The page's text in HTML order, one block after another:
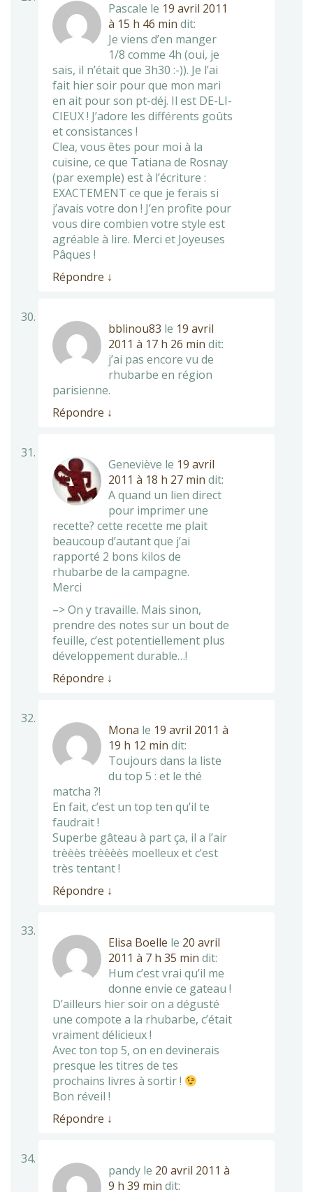
Pascale le 19 avril 2011
à 15 h 46 min dit:
Je viens d’en manger
1/8 comme 4h (oui, je
sais, il n’était que 3h30 :-)). Je l’ai
fait hier soir pour que mon mari
en ait pour son pt-déj. Il est DE-LI-
CIEUX ! J’adore les différents goûts
et consistances !
Clea, vous êtes pour moi à la
cuisine, ce que Tatiana de Rosnay
(par exemple) est à l’écriture :
EXACTEMENT ce que je ferais si
j’avais votre don ! J’en profite pour
vous dire combien votre style est
agréable à lire. Merci et Joyeuses
Pâques !
Répondre ↓
bblinou83 le 19 avril
2011 à 17 h 26 min dit:
j’ai pas encore vu de
rhubarbe en région
parisienne.
Répondre ↓
Geneviève le 19 avril
2011 à 18 h 27 min dit:
A quand un lien direct
pour imprimer une
recette? cette recette me plait
beaucoup d’autant que j’ai
rapporté 2 bons kilos de
rhubarbe de la campagne.
Merci
–> On y travaille. Mais sinon,
prendre des notes sur un bout de
feuille, c’est potentiellement plus
développement durable…!
Répondre ↓
Mona le 19 avril 2011 à
19 h 12 min dit:
Toujours dans la liste
du top 5 : et le thé
matcha ?!
En fait, c’est un top ten qu’il te
faudrait !
Superbe gâteau à part ça, il a l’air
trèèès trèèèès moelleux et c’est
très tentant !
Répondre ↓
Elisa Boelle le 20 avril
2011 à 7 h 35 min dit:
Hum c’est vrai qu’il me
donne envie ce gateau !
D’ailleurs hier soir on a dégusté
une compote a la rhubarbe, c’était
vraiment délicieux !
Avec ton top 5, on en devinerais
presque les titres de tes
prochains livres à sortir !
Bon réveil !
Répondre ↓
pandy le 20 avril 2011 à
9 h 39 min dit: